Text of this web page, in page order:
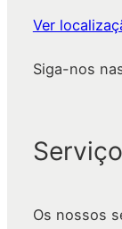
Ver
Siga-nos
Os nossos